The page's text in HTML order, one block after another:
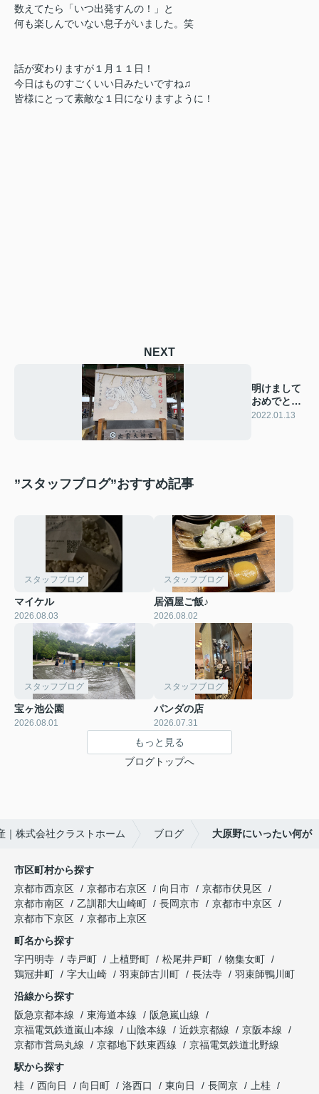
数えてたら「いつ出発すんの！」と
何も楽しんでいない息子がいました。笑
話が変わりますが１月１１日！
今日はものすごくいい日みたいですね♫
皆様にとって素敵な１日になりますように！
NEXT
明けまして
おめでとう
ございま
2022.01.13
”スタッフブログ”おすすめ記事
スタッフブログ
マイケル
2026.08.03
スタッフブログ
居酒屋ご飯♪
2026.08.02
スタッフブログ
宝ヶ池公園
2026.08.01
スタッフブログ
パンダの店
2026.07.31
もっと見る
ブログトップへ
｜株式会社クラストホーム ブログ 大原野にいったい何が
市区町村から探す
京都市西京区
京都市右京区 向日市
京都市伏見区
京都市南区
乙訓郡大山崎町 長岡京市
京都市中京区
京都市下京区
京都市上京区
町名から探す
字円明寺
寺戸町 上植野町 松尾井戸町
物集女町
鶏冠井町
字大山崎 羽束師古川町 長法寺
羽束師鴨川町
沿線から探す
阪急京都本線
東海道本線
阪急嵐山線
京福電気鉄道嵐山本線
山陰本線 近鉄京都線
京阪本線
京都市営烏丸線
京都地下鉄東西線
京福電気鉄道北野線
駅から探す
桂
西向日 向日町 洛西口 東向日 長岡京
上桂